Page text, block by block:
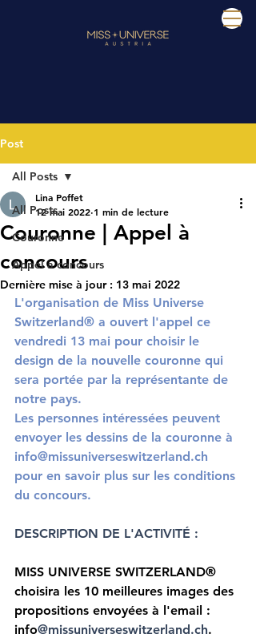
Post
All Posts
Couronne
Appel à concours
All Posts
Couronne | Appel à
concours
Lina Poffet
12 mai 2022 1 min de lecture
Dernière mise à jour : 13 mai 2022
L'organisation de Miss Universe
Switzerland® a ouvert l'appel ce
vendredi 13 mai pour choisir le
design de la nouvelle couronne qui
sera portée par la représentante de
notre pays.
Les personnes intéressées peuvent
envoyer les dessins de la couronne à
info@missuniverseswitzerland.ch
pour en savoir plus sur les conditions
du concours.
DESCRIPTION DE L'ACTIVITÉ :
MISS UNIVERSE SWITZERLAND®️
choisira les 10 meilleures images des
propositions envoyées à l'email :
info@missuniverseswitzerland.ch.